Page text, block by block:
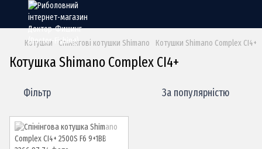
Котушки Спінінгові котушки Shimano Котушки Shimano Complex CI4+
Котушка Shimano Complex CI4+
Фільтр За популярністю